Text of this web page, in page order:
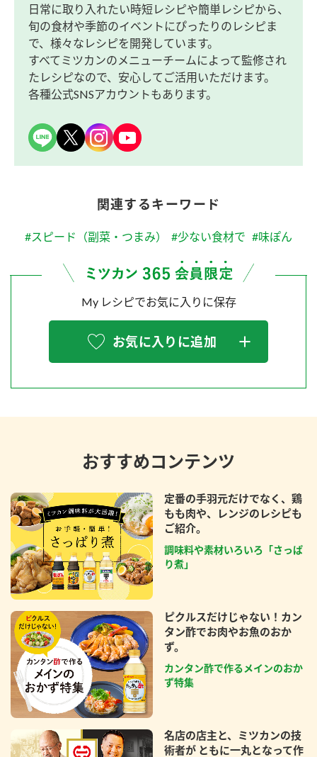
日常に取り入れたい時短レシピや簡単レシピから、
旬の食材や季節のイベントにぴったりのレシピま
で、様々なレシピを開発しています。
すべてミツカンのメニューチームによって監修され
たレシピなので、安心してご活用いただけます。
各種公式SNSアカウントもあります。
関連するキーワード
#スピード（副菜・つまみ） #少ない食材で #味ぽん
My レシピでお気に入りに保存
お気に入りに追加
おすすめコンテンツ
定番の手羽元だけでなく、鶏
もも肉や、レンジのレシピも
ご紹介。
調味料や素材いろいろ「さっぱ
り煮」
ピクルスだけじゃない！カン
タン酢でお肉やお魚のおか
ず。
カンタン酢で作るメインのおか
ず特集
名店の店主と、ミツカンの技
術者が ともに一丸となって作